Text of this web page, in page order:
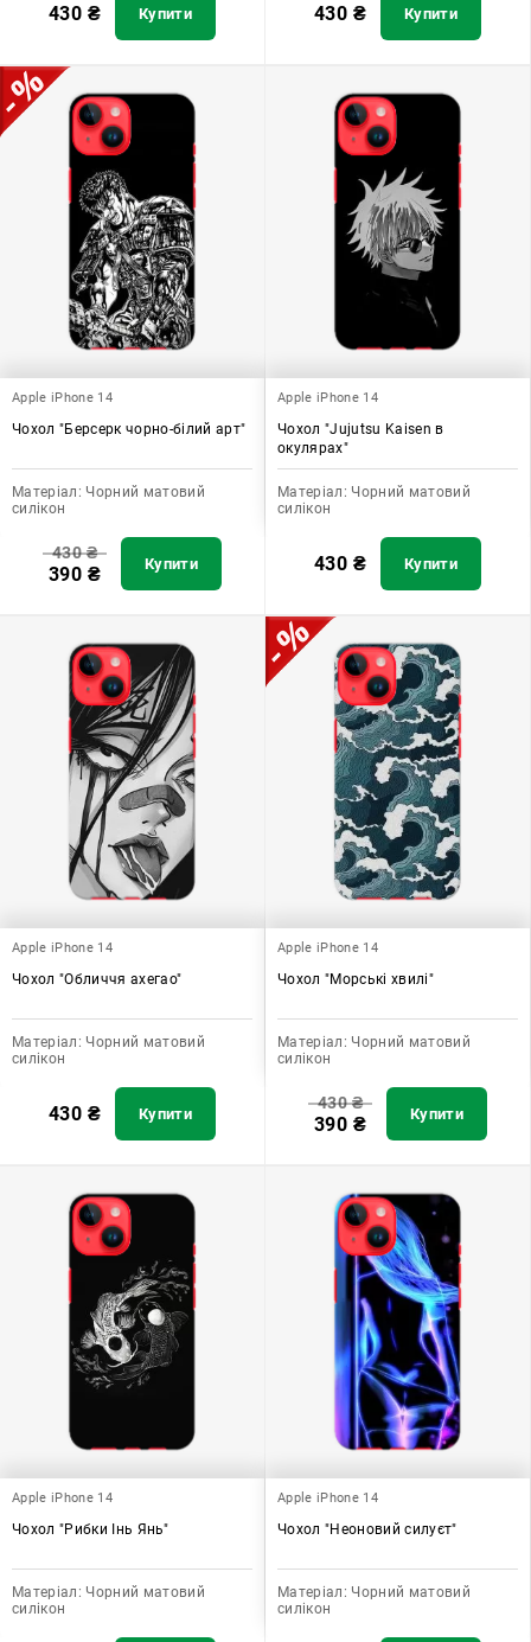
430 ₴ Купити 430 ₴ Купити
Apple iPhone 14
Чохол "Берсерк чорно-білий арт"
Матеріал: Чорний матовий
силікон
430₴
390 ₴ Купити
Apple iPhone 14
Чохол "Jujutsu Kaisen в
окулярах"
Матеріал: Чорний матовий
силікон
430 ₴ Купити
Apple iPhone 14
Чохол "Обличчя ахегао"
Матеріал: Чорний матовий
силікон
430 ₴ Купити
Apple iPhone 14
Чохол "Морські хвилі"
Матеріал: Чорний матовий
силікон
430₴
390 ₴ Купити
Apple iPhone 14
Чохол "Рибки Інь Янь"
Матеріал: Чорний матовий
силікон
Apple iPhone 14
Чохол "Неоновий силуєт"
Матеріал: Чорний матовий
силікон